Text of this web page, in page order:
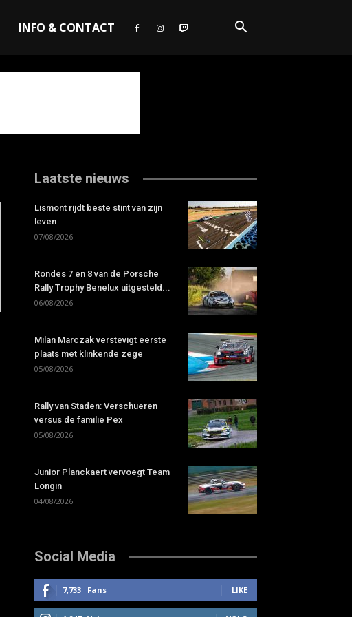
INFO & CONTACT
Laatste nieuws
Lismont rijdt beste stint van zijn
leven
07/08/2026
Rondes 7 en 8 van de Porsche
Rally Trophy Benelux uitgesteld...
06/08/2026
Milan Marczak verstevigt eerste
plaats met klinkende zege
05/08/2026
Rally van Staden: Verschueren
versus de familie Pex
05/08/2026
Junior Planckaert vervoegt Team
Longin
04/08/2026
Social Media
7,733 Fans LIKE